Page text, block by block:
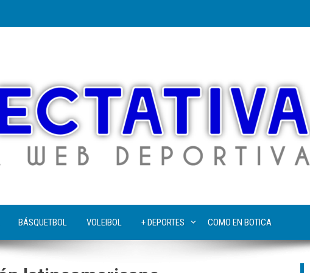
BÁSQUETBOL VOLEIBOL + DEPORTES COMO EN BOTICA